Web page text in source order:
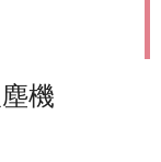
機